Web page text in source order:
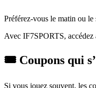
Préférez-vous le matin ou
Avec IF7SPORTS, accédez
🎟️ Coupons qui
Si vous jouez souvent, les